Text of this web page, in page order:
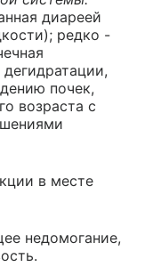
диареей
редко -
дегидратации,
почек,
возраста с
в месте
недомогание,